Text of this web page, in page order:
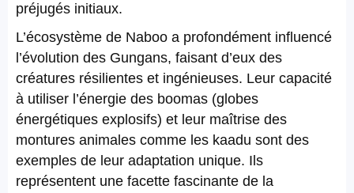
préjugés initiaux.
L’écosystème de Naboo a profondément influencé
l’évolution des Gungans, faisant d’eux des
créatures résilientes et ingénieuses. Leur capacité
à utiliser l’énergie des boomas (globes
énergétiques explosifs) et leur maîtrise des
montures animales comme les kaadu sont des
exemples de leur adaptation unique. Ils
représentent une facette fascinante de la